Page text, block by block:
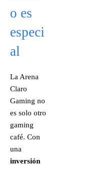
o es
especi
al
La Arena
Claro
Gaming no
es solo otro
gaming
café. Con
una
inversión